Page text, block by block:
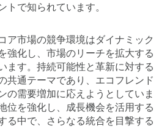
トで知られています。
ア市場の競争環境はダイナミック
強化し、市場のリーチを拡大する
ます。持続可能性と革新に対する
共通テーマであり、エコフレンド
の需要増加に応えようとしていま
位を強化し、成長機会を活用する
る中で、さらなる統合を目撃する